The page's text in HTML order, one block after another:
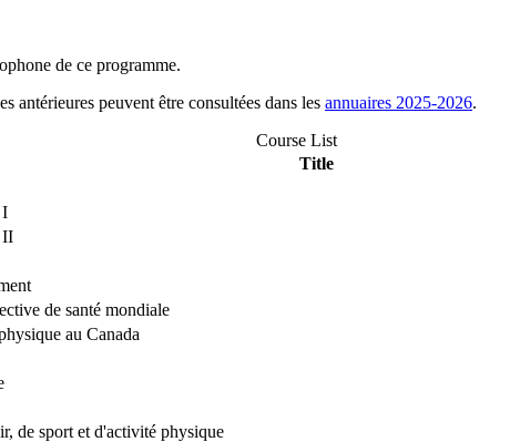
de ce programme.
antérieures peuvent être consultées dans les annuaires 2025-2026.
Course List
Title
I
II
de santé mondiale
au Canada
de sport et d'activité physique